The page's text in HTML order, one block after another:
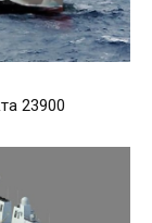
23900